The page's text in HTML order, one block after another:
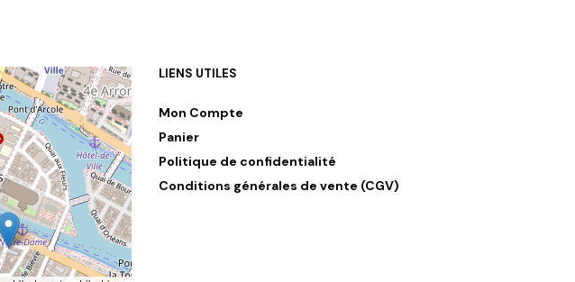
LIENS UTILES
Mon Compte
Panier
Politique de confidentialité
Conditions générales de vente (CGV)